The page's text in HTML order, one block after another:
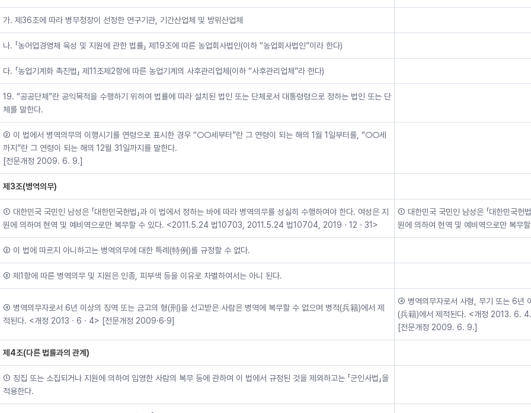
가. 제36조에 따라 병무청장이 선정한 연구기관, 기간산업체 및 방위산업체
나. 「농어업경영체 육성 및 지원에 관한 법률」 제19조에 따른 농업회사법인(이하 “농업회사법인”이라 한다)
다. 「농업기계화 촉진법」 제11조제2항에 따른 농업기계의 사후관리업체(이하 “사후관리업체”라 한다)
19. “공공단체”란 공익목적을 수행하기 위하여 법률에 따라 설치된 법인 또는 단체로서 대통령령으로 정하는 법인 또는 단
체를 말한다.
② 이 법에서 병역의무의 이행시기를 연령으로 표시한 경우 “○○세부터”란 그 연령이 되는 해의 1월 1일부터를, “○○세
까지”란 그 연령이 되는 해의 12월 31일까지를 말한다.
[전문개정 2009. 6. 9.]
제3조(병역의무)
① 대한민국 국민인 남성은 「대한민국헌법」과 이 법에서 정하는 바에 따라 병역의무를 성실히 수행하여야 한다. 여성은 지
원에 의하여 현역 및 예비역으로만 복무할 수 있다. <2011.5.24 법10703, 2011.5.24 법10704, 2019ㆍ12ㆍ31>
① 대한민국 국민인 남성은 「대한민국헌
원에 의하여 현역 및 예비역으로만 복
② 이 법에 따르지 아니하고는 병역의무에 대한 특례(特例)를 규정할 수 없다.
③ 제1항에 따른 병역의무 및 지원은 인종, 피부색 등을 이유로 차별하여서는 아니 된다.
④ 병역의무자로서 6년 이상의 징역 또는 금고의 형(刑)을 선고받은 사람은 병역에 복무할 수 없으며 병적(兵籍)에서 제
적된다. <개정 2013ㆍ6ㆍ4> [전문개정 2009·6·9]
④ 병역의무자로서 사형, 무기 또는 6년
(兵籍)에서 제적된다. <개정 2013. 6.
[전문개정 2009. 6. 9.]
제4조(다른 법률과의 관계)
① 징집 또는 소집되거나 지원에 의하여 입영한 사람의 복무 등에 관하여 이 법에서 규정된 것을 제외하고는 「군인사법」을
적용한다.